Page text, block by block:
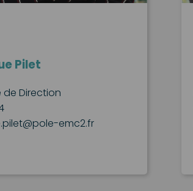
Pilet
de Direction
emc2.fr